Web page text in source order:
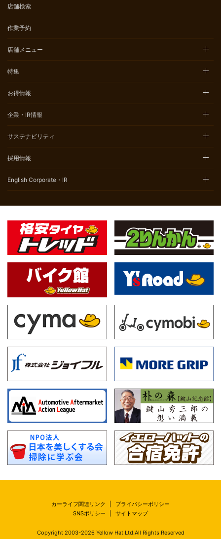
店舗検索
作業予約
店舗メニュー
特集
お得情報
企業・IR情報
サステナビリティ
採用情報
English Corporate・IR
カーライフ関連リンク
プライバシーポリシー
SNSポリシー
サイトマップ
Copyright 2003-2026Yellow Hat Ltd.All Rights Reserved